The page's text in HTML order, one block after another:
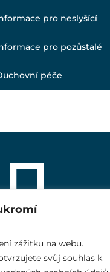
zážitku na webu.
svůj souhlas k
pro neslyšící
pro pozůstalé
péče